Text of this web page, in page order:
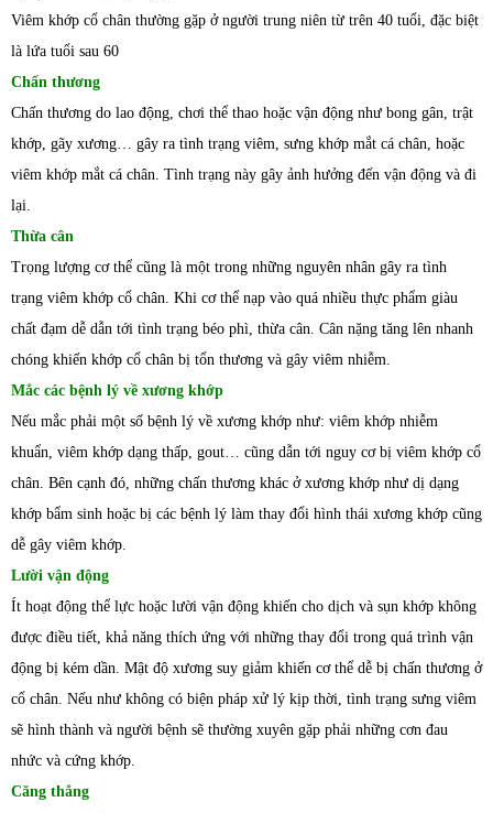
Viêm khớp cổ chân thường gặp ở người trung niên từ trên 40 tuổi, đặc biệt
là lứa tuổi sau 60
Chấn thương
Chấn thương do lao động, chơi thể thao hoặc vận động như bong gân, trật
khớp, gãy xương… gây ra tình trạng viêm, sưng khớp mắt cá chân, hoặc
viêm khớp mắt cá chân. Tình trạng này gây ảnh hưởng đến vận động và đi
lại.
Thừa cân
Trọng lượng cơ thể cũng là một trong những nguyên nhân gây ra tình
trạng viêm khớp cổ chân. Khi cơ thể nạp vào quá nhiều thực phẩm giàu
chất đạm dễ dẫn tới tình trạng béo phì, thừa cân. Cân nặng tăng lên nhanh
chóng khiến khớp cổ chân bị tổn thương và gây viêm nhiễm.
Mắc các bệnh lý về xương khớp
Nếu mắc phải một số bệnh lý về xương khớp như: viêm khớp nhiễm
khuẩn, viêm khớp dạng thấp, gout… cũng dẫn tới nguy cơ bị viêm khớp cổ
chân. Bên cạnh đó, những chấn thương khác ở xương khớp như dị dạng
khớp bẩm sinh hoặc bị các bệnh lý làm thay đổi hình thái xương khớp cũng
dễ gây viêm khớp.
Lười vận động
Ít hoạt động thể lực hoặc lười vận động khiến cho dịch và sụn khớp không
được điều tiết, khả năng thích ứng với những thay đổi trong quá trình vận
động bị kém dần. Mật độ xương suy giảm khiến cơ thể dễ bị chấn thương ở
cổ chân. Nếu như không có biện pháp xử lý kịp thời, tình trạng sưng viêm
sẽ hình thành và người bệnh sẽ thường xuyên gặp phải những cơn đau
nhức và cứng khớp.
Căng thẳng